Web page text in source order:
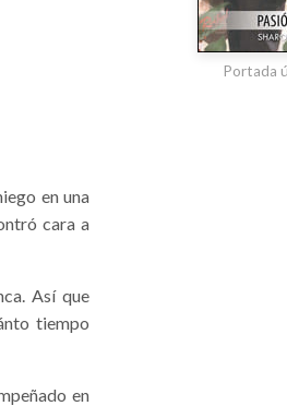
en una
cara a
Así que
tiempo
en
Portada